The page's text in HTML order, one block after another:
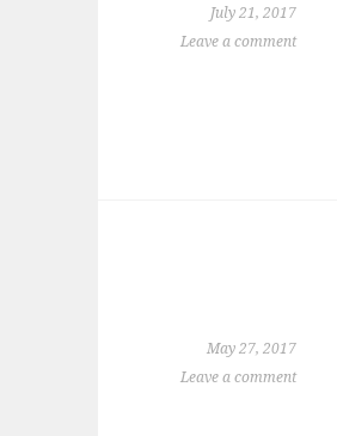
July 21, 2017
Leave a comment
May 27, 2017
Leave a comment